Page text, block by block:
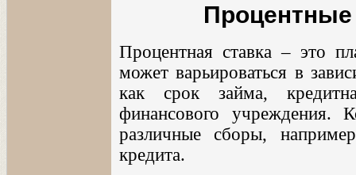
Процентные
Процентная ставка – это
может варьироваться в
как срок займа,
финансового учреждения.
различные сборы,
кредита.